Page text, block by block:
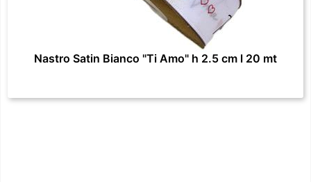
Nastro Satin Bianco "Ti Amo" h 2.5 cm l 20 mt